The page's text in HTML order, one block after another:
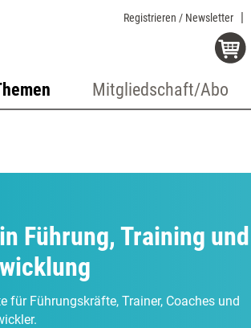
Registrieren / Newsletter
Mitgliedschaft/Abo
Führung, Training und
für Führungskräfte, Trainer, Coaches und